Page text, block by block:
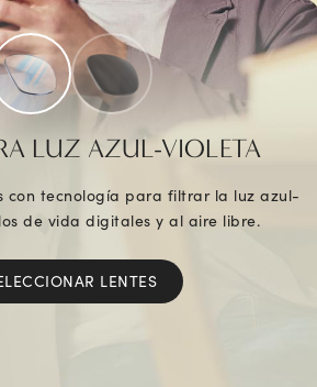
LUZ AZUL-VIOLETA
con tecnología para filtrar la luz azul-
de vida digitales y al aire libre.
LENTES